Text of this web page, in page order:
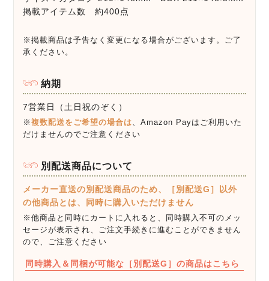
掲載アイテム数 約400点
※掲載商品は予告なく変更になる場合がございます。ご了
承ください。
納期
7営業日（土日祝のぞく）
※複数配送をご希望の場合は、Amazon Payはご利用いた
だけませんのでご注意ください
別配送商品について
メーカー直送の別配送商品のため、［別配送G］以外
の他商品とは、同時に購入いただけません
※他商品と同時にカートに入れると、同時購入不可のメッ
セージが表示され、ご注文手続きに進むことができません
ので、ご注意ください
同時購入＆同梱が可能な［別配送G］の商品はこちら